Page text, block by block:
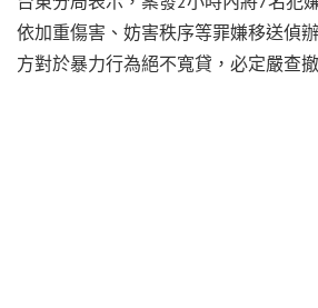
依加重傷害、妨害秩序等罪嫌移送偵
方對於暴力行為絕不寬貸，必定嚴查